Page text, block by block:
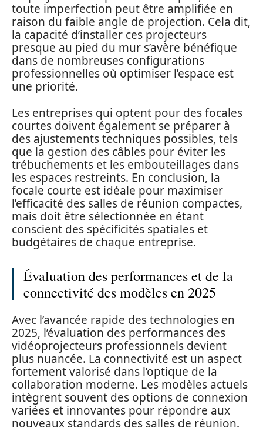
toute imperfection peut être amplifiée en
raison du faible angle de projection. Cela dit,
la capacité d’installer ces projecteurs
presque au pied du mur s’avère bénéfique
dans de nombreuses configurations
professionnelles où optimiser l’espace est
une priorité.
Les entreprises qui optent pour des focales
courtes doivent également se préparer à
des ajustements techniques possibles, tels
que la gestion des câbles pour éviter les
trébuchements et les embouteillages dans
les espaces restreints. En conclusion, la
focale courte est idéale pour maximiser
l’efficacité des salles de réunion compactes,
mais doit être sélectionnée en étant
conscient des spécificités spatiales et
budgétaires de chaque entreprise.
Évaluation des performances et de la
connectivité des modèles en 2025
Avec l’avancée rapide des technologies en
2025, l’évaluation des performances des
vidéoprojecteurs professionnels devient
plus nuancée. La connectivité est un aspect
fortement valorisé dans l’optique de la
collaboration moderne. Les modèles actuels
intègrent souvent des options de connexion
variées et innovantes pour répondre aux
nouveaux standards des salles de réunion.